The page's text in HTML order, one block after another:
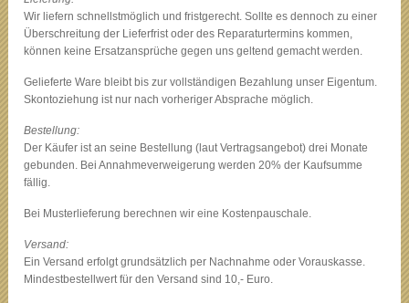
Wir liefern schnellstmöglich und fristgerecht. Sollte es dennoch zu einer
Überschreitung der Lieferfrist oder des Reparaturtermins kommen,
können keine Ersatzansprüche gegen uns geltend gemacht werden.
Gelieferte Ware bleibt bis zur vollständigen Bezahlung unser Eigentum.
Skontoziehung ist nur nach vorheriger Absprache möglich.
Bestellung:
Der Käufer ist an seine Bestellung (laut Vertragsangebot) drei Monate
gebunden. Bei Annahmeverweigerung werden 20% der Kaufsumme
fällig.
Bei Musterlieferung berechnen wir eine Kostenpauschale.
Versand:
Ein Versand erfolgt grundsätzlich per Nachnahme oder Vorauskasse.
Mindestbestellwert für den Versand sind 10,- Euro.